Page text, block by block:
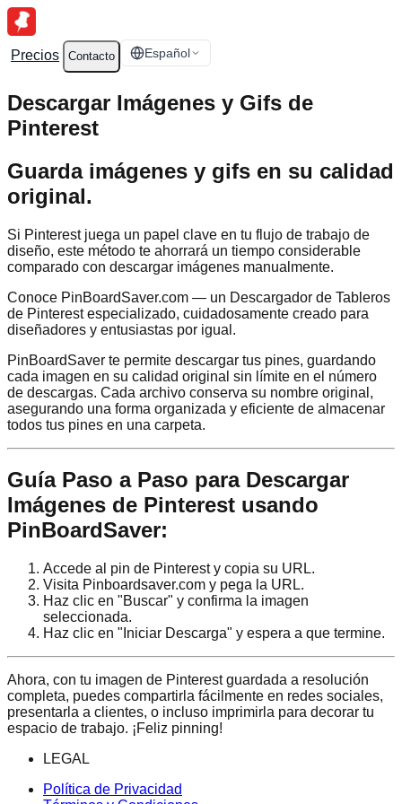
Precios Contacto Español
Descargar Imágenes y Gifs de
Pinterest
Guarda imágenes y gifs en su calidad
original.
Si Pinterest juega un papel clave en tu flujo de trabajo de
diseño, este método te ahorrará un tiempo considerable
comparado con descargar imágenes manualmente.
Conoce PinBoardSaver.com — un Descargador de Tableros
de Pinterest especializado, cuidadosamente creado para
diseñadores y entusiastas por igual.
PinBoardSaver te permite descargar tus pines, guardando
cada imagen en su calidad original sin límite en el número
de descargas. Cada archivo conserva su nombre original,
asegurando una forma organizada y eficiente de almacenar
todos tus pines en una carpeta.
Guía Paso a Paso para Descargar
Imágenes de Pinterest usando
PinBoardSaver:
Accede al pin de Pinterest y copia su URL.
Visita Pinboardsaver.com y pega la URL.
Haz clic en "Buscar" y confirma la imagen
seleccionada.
Haz clic en "Iniciar Descarga" y espera a que termine.
Ahora, con tu imagen de Pinterest guardada a resolución
completa, puedes compartirla fácilmente en redes sociales,
presentarla a clientes, o incluso imprimirla para decorar tu
espacio de trabajo. ¡Feliz pinning!
LEGAL
Política de Privacidad